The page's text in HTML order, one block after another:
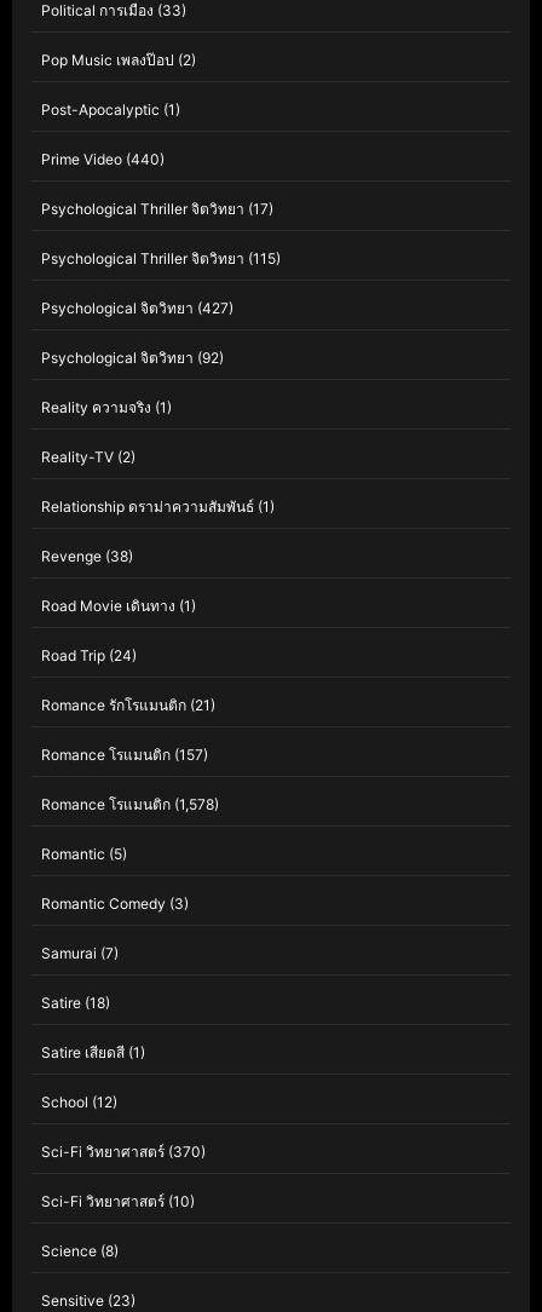
Political การเมือง (33)
Pop Music เพลงป๊อป (2)
Post-Apocalyptic (1)
Prime Video (440)
Psychological Thriller จิตวิทยา (17)
Psychological Thriller จิตวิทยา (115)
Psychological จิตวิทยา (427)
Psychological จิตวิทยา (92)
Reality ความจริง (1)
Reality-TV (2)
Relationship ดราม่าความสัมพันธ์ (1)
Revenge (38)
Road Movie เดินทาง (1)
Road Trip (24)
Romance รักโรแมนติก (21)
Romance โรแมนติก (157)
Romance โรแมนติก (1,578)
Romantic (5)
Romantic Comedy (3)
Samurai (7)
Satire (18)
Satire เสียดสี (1)
School (12)
Sci-Fi วิทยาศาสตร์ (370)
Sci-Fi วิทยาศาสตร์ (10)
Science (8)
Sensitive (23)